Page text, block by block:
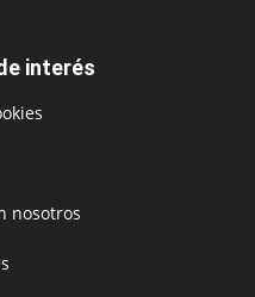
interés
nosotros